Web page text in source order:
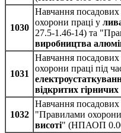
1030
Навчання посадових
охорони праці у
27.5-1.46-14) та
виробництва
1031
Навчання посадових
охорони праці під
відкритих
1032
Навчання посадових
"Правилами охорони
висоті" (НПАОП